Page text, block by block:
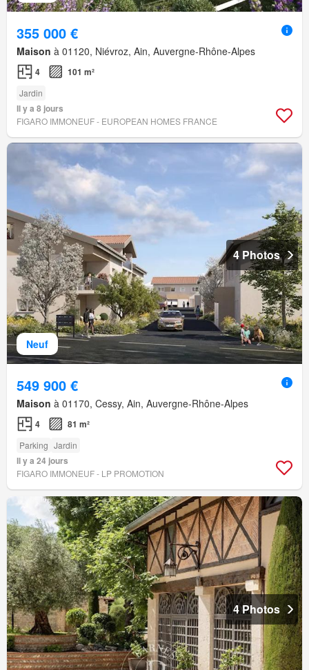
355 000 €
Maison à 01120, Niévroz, Ain, Auvergne-Rhône-Alpes
4 101 m²
Jardin
Il y a 8 jours
FIGARO IMMONEUF - EUROPEAN HOMES FRANCE
Neuf
4 Photos
549 900 €
Maison à 01170, Cessy, Ain, Auvergne-Rhône-Alpes
4 81 m²
Parking Jardin
Il y a 24 jours
FIGARO IMMONEUF - LP PROMOTION
4 Photos